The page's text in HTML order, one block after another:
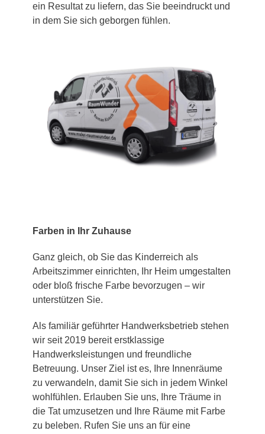
ein Resultat zu liefern, das Sie beeindruckt und
in dem Sie sich geborgen fühlen.
Farben in Ihr Zuhause
Ganz gleich, ob Sie das Kinderreich als
Arbeitszimmer einrichten, Ihr Heim umgestalten
oder bloß frische Farbe bevorzugen – wir
unterstützen Sie.
Als familiär geführter Handwerksbetrieb stehen
wir seit 2019 bereit erstklassige
Handwerksleistungen und freundliche
Betreuung. Unser Ziel ist es, Ihre Innenräume
zu verwandeln, damit Sie sich in jedem Winkel
wohlfühlen. Erlauben Sie uns, Ihre Träume in
die Tat umzusetzen und Ihre Räume mit Farbe
zu beleben. Rufen Sie uns an für eine